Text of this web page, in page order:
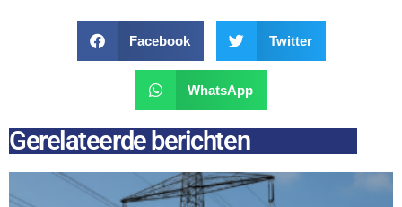
Facebook Twitter
WhatsApp
Gerelateerde berichten